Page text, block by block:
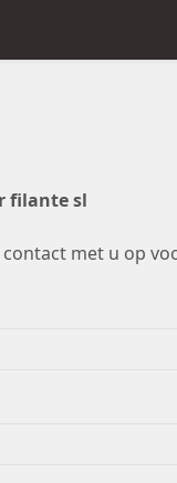
filante sl
met u op